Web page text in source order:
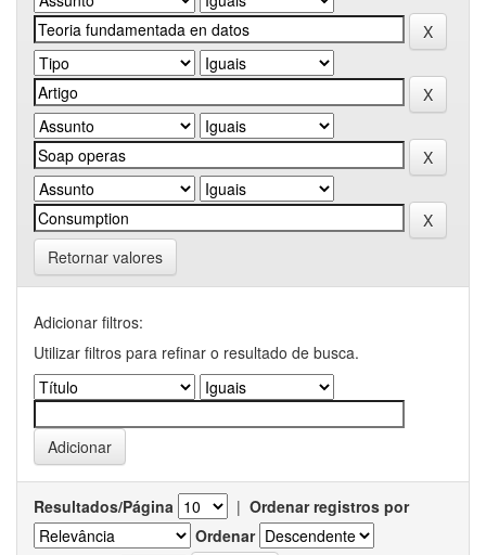
Retornar valores
Adicionar filtros:
Utilizar filtros para refinar o resultado de busca.
Resultados/Página | Ordenar registros por
Ordenar